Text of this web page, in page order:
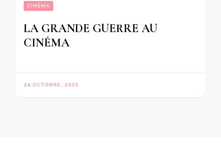
CINÉMA
LA GRANDE GUERRE AU
CINÉMA
24 OCTOBRE, 2015